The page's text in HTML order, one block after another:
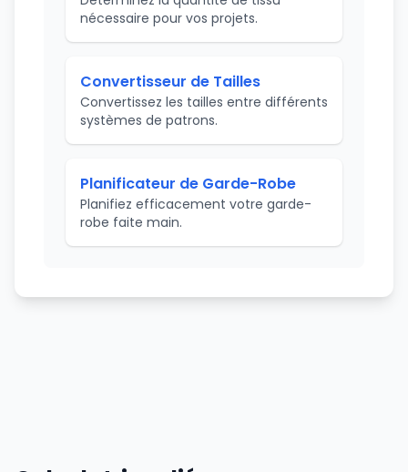
nécessaire pour vos projets.
Convertisseur de Tailles
Convertissez les tailles entre différents
systèmes de patrons.
Planificateur de Garde-Robe
Planifiez efficacement votre garde-
robe faite main.